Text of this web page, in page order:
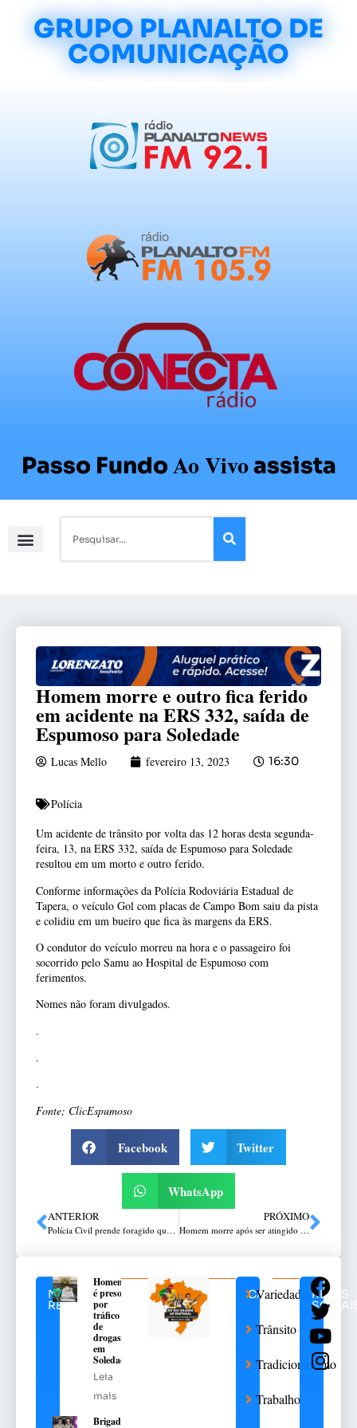
GRUPO PLANALTO DE
COMUNICAÇÃO
Passo FundoAo Vivoassista
Homem morre e outro fica ferido
em acidente na ERS 332, saída de
Espumoso para Soledade
Lucas Mello fevereiro 13, 2023 16:30
Polícia
Um acidente de trânsito por volta das 12 horas desta segunda-
feira, 13, na ERS 332, saída de Espumoso para Soledade
resultou em um morto e outro ferido.
Conforme informações da Polícia Rodoviária Estadual de
Tapera, o veículo Gol com placas de Campo Bom saiu da pista
e colidiu em um bueiro que fica às margens da ERS.
O condutor do veículo morreu na hora e o passageiro foi
socorrido pelo Samu ao Hospital de Espumoso com
ferimentos.
Nomes não foram divulgados.
.
.
.
Fonte; ClicEspumoso
Facebook Twitter
WhatsApp
ANTERIOR
Polícia Civil prende foragido que registrava boletim de ocorrência em Passo Fundo
PRÓXIMO
Homem morre após ser atingido por rodado de carreta com placas de Venâncio Aires em SC
NOTÍCIAS
RELACIONADAS
Homem
é preso
por
tráfico
de
drogas
em
Soledade
Leia
mais
Brigada
CATEGORIAS
Variedades
Trânsito
Tradicionalismo
Trabalho
REDES